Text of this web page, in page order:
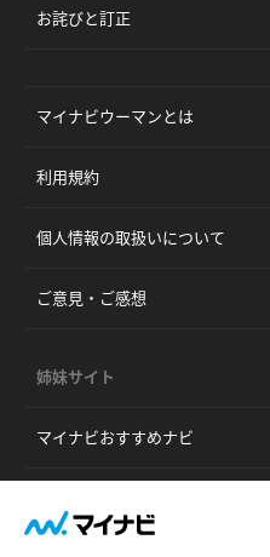
お詫びと訂正
マイナビウーマンとは
利用規約
個人情報の取扱いについて
ご意見・ご感想
姉妹サイト
マイナビおすすめナビ